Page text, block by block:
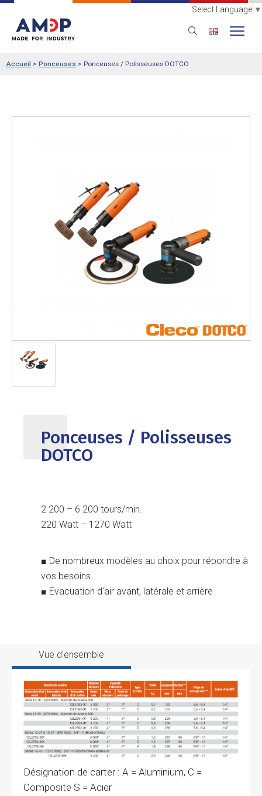
Select Language ▼
Accueil > Ponceuses > Ponceuses / Polisseuses DOTCO
Ponceuses / Polisseuses
DOTCO
2 200 – 6 200 tours/min.
220 Watt – 1270 Watt
■ De nombreux modèles au choix pour répondre à
vos besoins
■ Evacuation d'air avant, latérale et arrière
Vue d'ensemble
Désignation de carter : A = Aluminium, C =
Composite S = Acier